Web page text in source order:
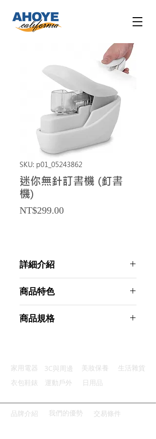
SKU: p01_05243862
迷你無針訂書機 (釘書
機)
NT$299.00Price
詳細介紹
商品特色
經濟環保：環保無針節省CP值高
商品規格
商品尺寸：8*7.5*3cm
商品重量(g)：76
代理商：亞桓有限公司
家用電器 3C與周邊 美妝保養
生活雜貨
衣包鞋錶
運動戶外 日用品
品牌介紹 我們的優勢 交易條件